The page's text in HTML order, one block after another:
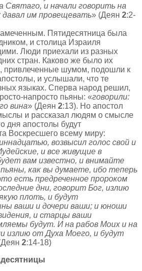
Святаго, и начали говорить на
давал им провещевать» (Деян 2:2-
Пятидесятница была
и столица Израиля
Люди приехали из разных
стран. Каково же было их
привлеченные шумом, подошли к
и услышали, что те
языках. Сперва народ решил,
напросто пьяны: «говорили:
вина» (Деян 2:13). Но апостол
и рассказал людям о смысле
дня апостолы будут
Воскресшего всему миру:
возвысил голос свой и
и все живущие в
вам известно, и внимайте
как вы думаете, ибо теперь
есть предреченное пророком
дни, говорит Бог, излию
плоть, и будут
ваши и дочери ваши; и юноши
и старцы ваши
будут. И на рабов Моих и на
излию от Духа Моего, и будут
2:14-18)